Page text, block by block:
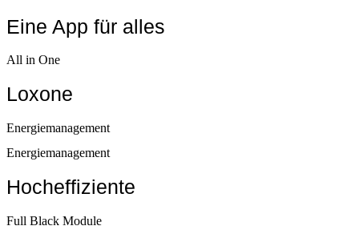
Eine App für alles
All in One
Loxone
Energiemanagement
Energiemanagement
Hocheffiziente
Full Black Module